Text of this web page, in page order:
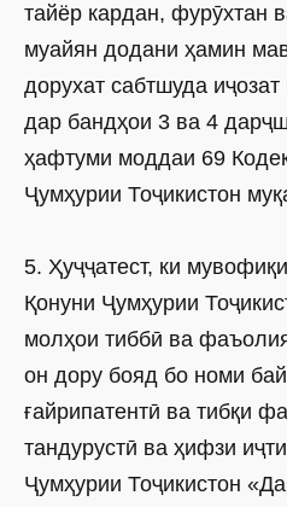
тайёр кардан, фурӯхтан
муайян додани ҳамин
дорухат сабтшуда
дар бандҳои 3 ва 4
ҳафтуми моддаи 69
Ҷумҳурии Тоҷикистон
5. Ҳуҷҷатест, ки
Қонуни Ҷумҳурии
молҳои тиббӣ ва
он дору бояд бо номи
ғайрипатентӣ ва тибқи
тандурустӣ ва ҳифзи
Ҷумҳурии Тоҷикистон